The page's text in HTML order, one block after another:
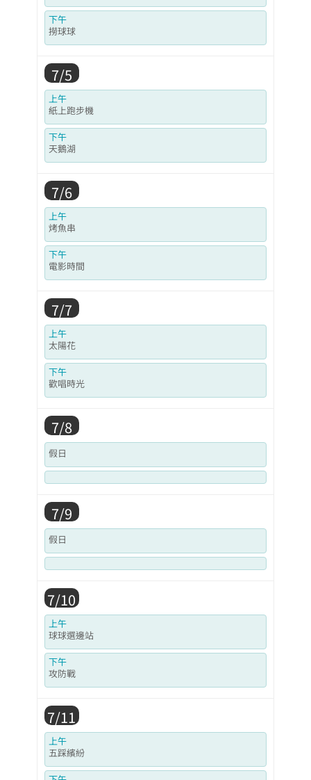
下午
撈球球
7/5
上午
紙上跑步機
下午
天鵝湖
7/6
上午
烤魚串
下午
電影時間
7/7
上午
太陽花
下午
歡唱時光
7/8
假日
7/9
假日
7/10
上午
球球選邊站
下午
攻防戰
7/11
上午
五踩繽紛